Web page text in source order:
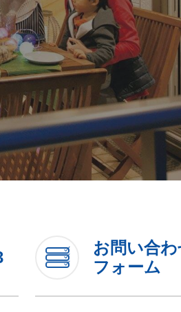
お問い合
フォーム